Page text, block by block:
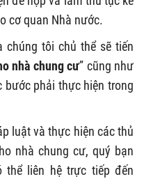
cơ quan Nhà nước.
tôi chủ thể sẽ tiến
nhà chung cư” cũng như
bước phải thực hiện trong
luật và thực hiện các thủ
nhà chung cư, quý bạn
liên hệ trực tiếp đến